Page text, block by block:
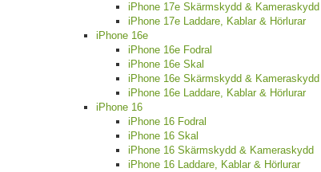
iPhone 17e Skärmskydd & Kameraskydd
iPhone 17e Laddare, Kablar & Hörlurar
iPhone 16e
iPhone 16e Fodral
iPhone 16e Skal
iPhone 16e Skärmskydd & Kameraskydd
iPhone 16e Laddare, Kablar & Hörlurar
iPhone 16
iPhone 16 Fodral
iPhone 16 Skal
iPhone 16 Skärmskydd & Kameraskydd
iPhone 16 Laddare, Kablar & Hörlurar